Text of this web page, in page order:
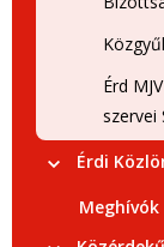
Érd
szervei
Érdi
Meghívók